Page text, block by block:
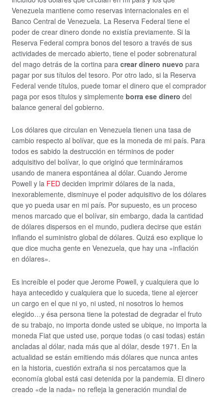
Venezuela mantiene como reservas internacionales en el
Banco Central de Venezuela. La Reserva Federal tiene el
poder de crear dinero donde no existía previamente. Si la
Reserva Federal compra bonos del tesoro a través de sus
actividades de mercado abierto, tiene el poder sobrenatural
del mago detrás de la cortina para crear dinero nuevo para
pagar por sus títulos del tesoro. Por otro lado, si la Reserva
Federal vende títulos, puede tomar el dinero que el comprador
paga por esos títulos y simplemente borra ese dinero del
balance general del gobierno.
Los dólares que circulan en Venezuela tienen una tasa de
cambio respecto al bolívar, que es la moneda de mi país. Para
todos es sabido la destrucción en términos de poder
adquisitivo del bolívar, lo que originó que termináramos
usando de manera espontánea al dólar. Cuando Jerome
Powell y la FED deciden imprimir dólares de la nada,
inexorablemente, disminuye el poder adquisitivo de los dólares
que yo pueda usar en mi país. Por supuesto, es un proceso
menos marcado que el bolívar, sin embargo, dada la cantidad
de dólares dispersos en el mundo, pudiera decirse que están
inflando el suministro global de dólares. Quizá eso explique lo
que dice mucha gente en Venezuela, que hay una «inflación
en dólares».
Es increíble el poder que Jerome Powell, y cualquiera que lo
haya antecedido y cualquiera que lo suceda, tiene al ejercer
un cargo en el que ni yo, ni usted, ni nosotros lo hemos
elegido…y ésa persona tiene la potestad de degradar el fruto
de su trabajo, no importa donde usted se ubique, no importa la
moneda Fiat que usted use, porque todas (o casi todas) están
ancladas al dólar, nada más que al dólar, desde 1971. En la
actualidad se están emitiendo más dólares que nunca antes
en la historia, cuestión extraña si nos percatamos que la
economía global está casi detenida por la pandemia. El dinero
creado «de la nada» no refleja la generación mundial de